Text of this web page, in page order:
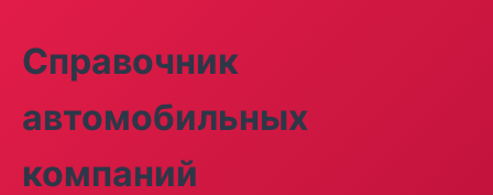
Справочник
автомобильных
компаний